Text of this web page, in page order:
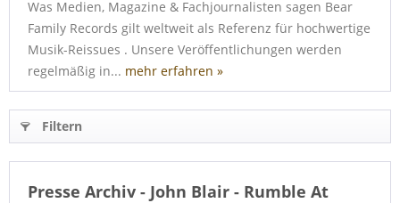
Was Medien, Magazine & Fachjournalisten sagen Bear
Family Records gilt weltweit als Referenz für hochwertige
Musik-Reissues . Unsere Veröffentlichungen werden
regelmäßig in... mehr erfahren »
Filtern
Presse Archiv - John Blair - Rumble At